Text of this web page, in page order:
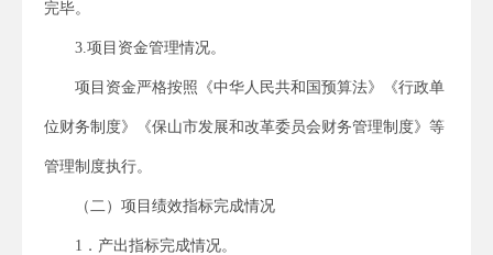
完毕。
3.项目资金管理情况。
项目资金严格按照《中华人民共和国预算法》《行政单
位财务制度》《保山市发展和改革委员会财务管理制度》等
管理制度执行。
（二）项目绩效指标完成情况
1．产出指标完成情况。